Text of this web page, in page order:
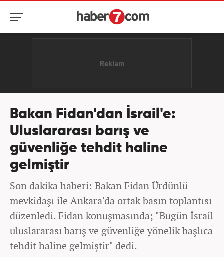
Bakan Fidan'dan İsrail'e:
Uluslararası barış ve
güvenliğe tehdit haline
gelmiştir
Son dakika haberi: Bakan Fidan Ürdünlü
mevkidaşı ile Ankara'da ortak basın toplantısı
düzenledi. Fidan konuşmasında; "Bugün İsrail
uluslararası barış ve güvenliğe yönelik başlıca
tehdit haline gelmiştir" dedi.